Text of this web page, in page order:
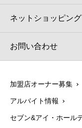
ネットショッピング
お問い合わせ
加盟店オーナー募集
アルバイト情報
セブン&アイ・ホール